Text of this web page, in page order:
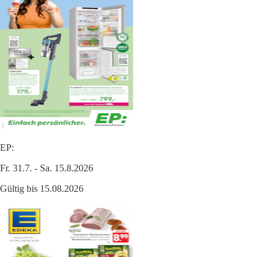
EP:
Fr. 31.7. - Sa. 15.8.2026
Gültig bis 15.08.2026